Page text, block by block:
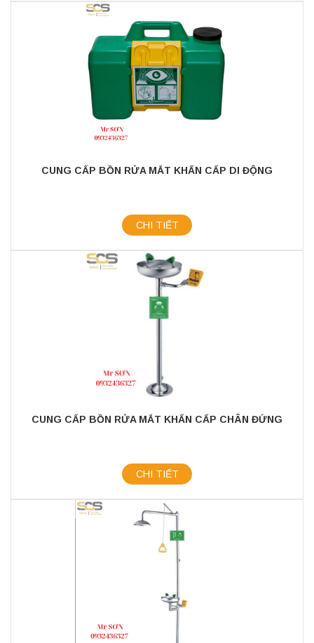
CUNG CẤP BỒN RỬA MẮT KHẨN CẤP DI ĐỘNG
CHI TIẾT
CUNG CẤP BỒN RỬA MẮT KHẨN CẤP CHÂN ĐỨNG
CHI TIẾT